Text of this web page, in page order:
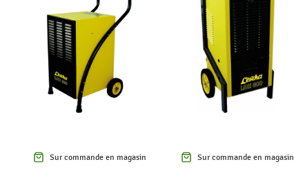
Sur commande en magasin Sur commande en magasin